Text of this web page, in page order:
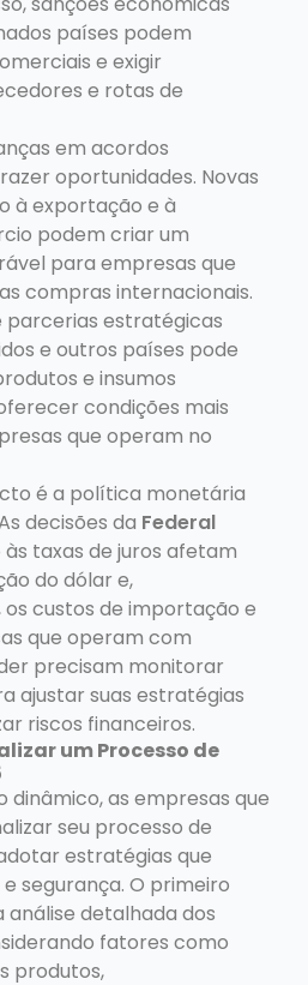
países podem
e exigir
e rotas de
em acordos
oportunidades. Novas
à exportação e à
podem criar um
para empresas que
compras internacionais.
estratégicas
e outros países pode
e insumos
condições mais
que operam no
é a política monetária
decisões da Federal
taxas de juros afetam
do dólar e,
custos de importação e
que operam com
precisam monitorar
ajustar suas estratégias
riscos financeiros.
um Processo de
dinâmico, as empresas que
seu processo de
estratégias que
segurança. O primeiro
análise detalhada dos
fatores como
produtos,